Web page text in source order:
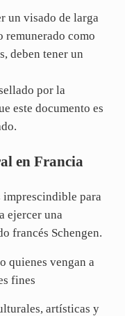
un visado de larga
remunerado como
deben tener un
por la
este documento es
en Francia
imprescindible para
ejercer una
francés Schengen.
quienes vengan a
fines
artísticas y